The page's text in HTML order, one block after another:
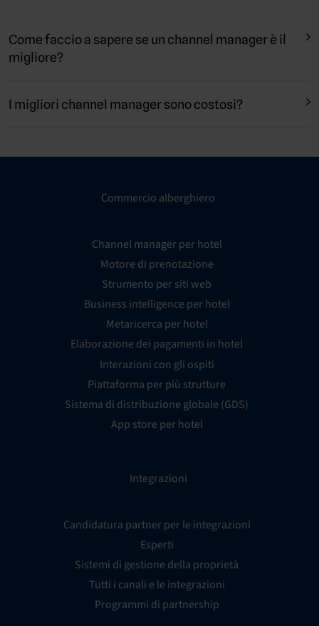
prima classe non solo ti semplificherà la vita e ti farà
risparmiare tempo, ma aiuterà anche la tua attività a crescere.
Come faccio a sapere se un channel manager è il
migliore?
I migliori channel manager sono costosi?
Commercio alberghiero
Channel manager per hotel
Motore di prenotazione
Strumento per siti web
Business intelligence per hotel
Metaricerca per hotel
Elaborazione dei pagamenti in hotel
Interazioni con gli ospiti
Piattaforma per più strutture
Sistema di distribuzione globale (GDS)
App store per hotel
Integrazioni
Candidatura partner per le integrazioni
Esperti
Sistemi di gestione della proprietà
Tutti i canali e le integrazioni
Programmi di partnership